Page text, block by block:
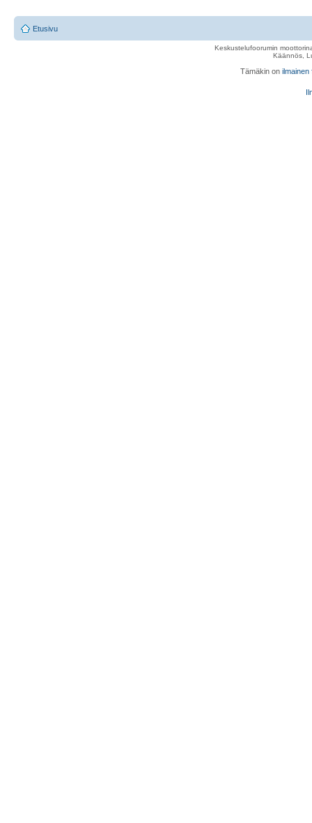
Etusivu
Keskustelufoorumin
Käännös,
Tämäkin on ilmainen